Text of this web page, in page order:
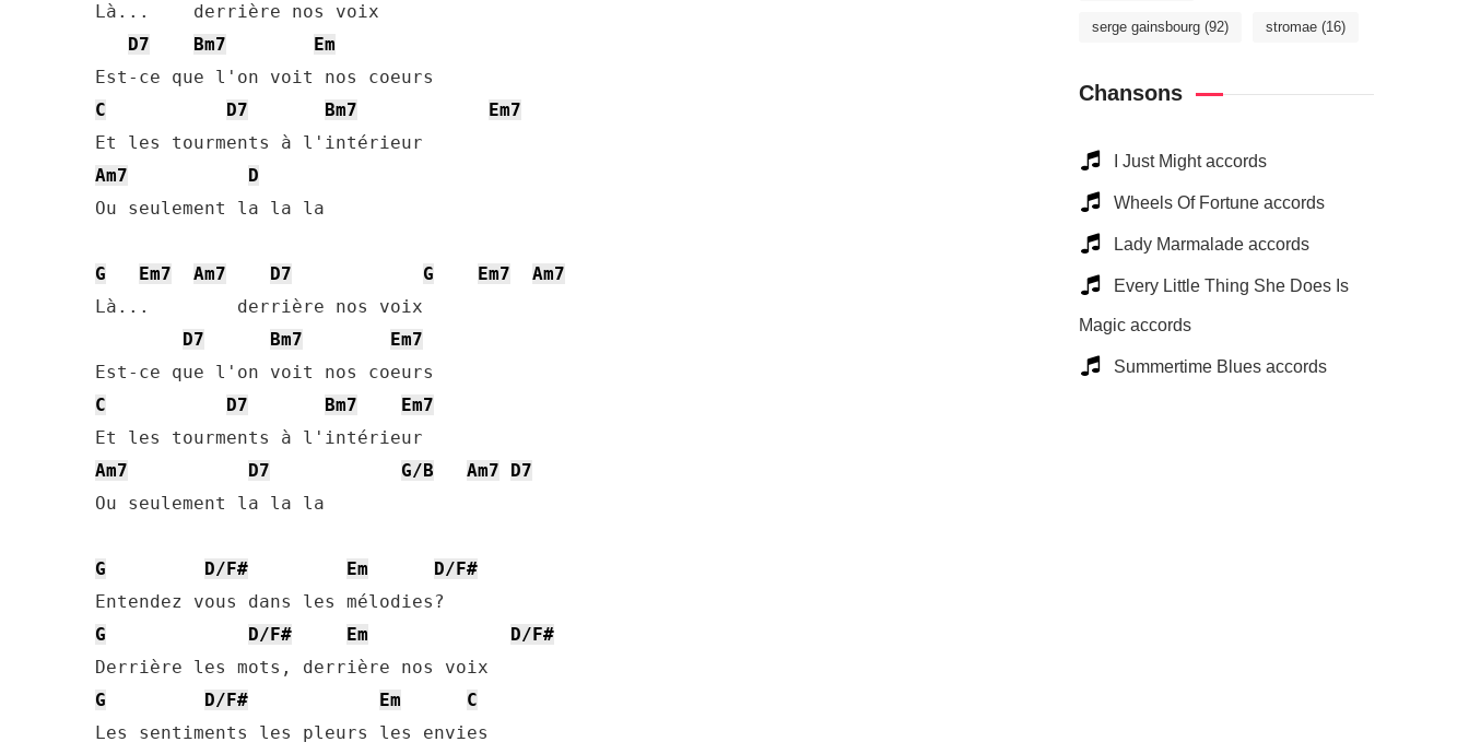
Là...    derrière nos voix
D7
Bm7
Em
C
D7 Bm7
Em7
Am7
D
Ou seulement la la la
G Em7 Am7 D7 G Em7
Am7
Là...        derrière nos voix
D7
Bm7
Em7
C
D7 Bm7
Em7
Am7
D7 G/B Am7
D7
Ou seulement la la la
G D/F# Em
D/F#
G
D/F# Em
D/F#
G
D/F# Em
C
serge gainsbourg (92) stromae (16)
Chansons
I Just Might accords
Wheels Of Fortune accords
Lady Marmalade accords
Every Little Thing She Does Is
Magic accords
Summertime Blues accords